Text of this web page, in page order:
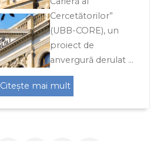
Cercetătorilor”
(UBB-CORE), un
proiect de
anvergură derulat …
Citește mai mult